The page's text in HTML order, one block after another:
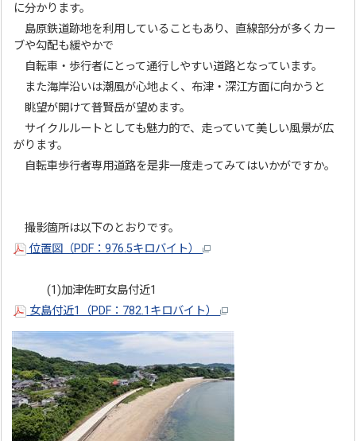
に分かります。
島原鉄道跡地を利用していることもあり、直線部分が多くカー
ブや勾配も緩やかで
自転車・歩行者にとって通行しやすい道路となっています。
また海岸沿いは潮風が心地よく、布津・深江方面に向かうと
眺望が開けて普賢岳が望めます。
サイクルルートとしても魅力的で、走っていて美しい風景が広
がります。
自転車歩行者専用道路を是非一度走ってみてはいかがですか。
撮影箇所は以下のとおりです。
位置図（PDF：976.5キロバイト）
(1)加津佐町女島付近1
女島付近1（PDF：782.1キロバイト）